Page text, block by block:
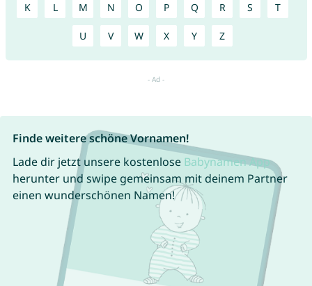
K L M N O P Q R S T
U V W X Y Z
Finde weitere schöne Vornamen!
Lade dir jetzt unsere kostenlose Babynamen App
herunter und swipe gemeinsam mit deinem Partner
einen wunderschönen Namen!